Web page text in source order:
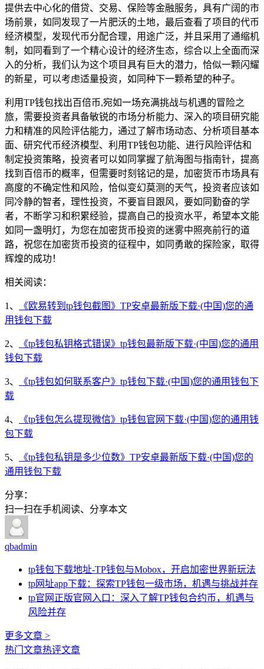
提供去中心化的借贷、交易、保险等金融服务，具有广阔的市
场前景，如同发现了一片肥沃的土地，最后查看了项目的代币
经济模型，发现代币分配合理，用途广泛，并且采用了通缩机
制，如同看到了一个精心设计的经济生态，综合以上全面而深
入的分析，我们认为这个项目具有巨大的潜力，恰似一颗闪耀
的新星，可以考虑适量投资，如同种下一颗希望的种子。
利用TP钱包找出百倍币,宛如一场充满挑战与机遇的冒险之
旅，需要投资者具备敏锐的市场分析能力、深入的项目研究能
力和精准的风险评估能力，通过了解市场动态、分析项目基本
面、研究代币经济模型、利用TP钱包功能、进行风险评估和
制定投资策略，投资者可以如同掌握了航海图与指南针，提高
找到百倍币的概率，但需要时刻铭记的是，加密货币市场具有
高度的不确定性和风险，恰似变幻莫测的天气，投资者应该如
同冷静的智者，理性投资，不要盲目跟风，要如同勤奋的学
者，不断学习和积累经验，提高自己的投资水平，希望本文能
如同一盏明灯，为您在加密货币投资的迷雾中照亮前行的道
路，祝您在加密货币投资的征程中，如同勇敢的探险家，取得
辉煌的成功！
相关阅读：
1、
《欧易转到tp钱包截图》TP安卓最新版下载·(中国)您的通
用钱包下载
2、
《tp钱包私钥格式错误》tp钱包最新版下载·(中国)您的通用
钱包下载
3、
《tp钱包如何联系客户》tp钱包下载·(中国)您的通用钱包下
载
4、
《tp钱包怎么提现微信》tp钱包官网下载·(中国)您的通用钱
包下载
5、
《tp钱包私钥是多少位数》TP安卓最新版下载·(中国)您的
通用钱包下载
分享：
扫一扫在手机阅读、分享本文
qbadmin
tp钱包下载地址-TP钱包与Mobox，开启加密世界新玩法
tp网址app下载：探索TP钱包一级市场，机遇与挑战并存
tp官网正版官网入口：深入了解TP钱包合约币，机遇与
风险并存
更多文章 >
热门文章热评文章